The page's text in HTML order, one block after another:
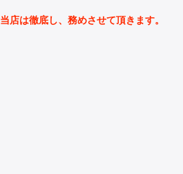
当店は徹底し、務めさせて頂きます。